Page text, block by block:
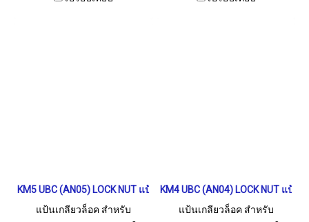
KM5 UBC (AN05) LOCK NUT แป้นเกลียวล็อค
แป้นเกลียวล็อค สำหรับ
KM4 UBC (AN04) LOCK NUT แป้น
แป้นเกลียวล็อค สำหรับ